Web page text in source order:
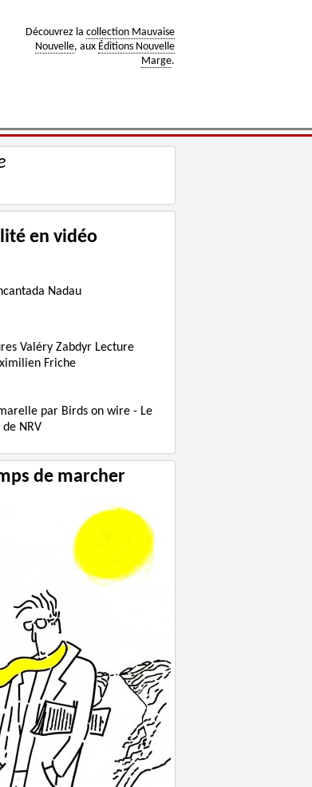
Découvrez la collection Mauvaise
Nouvelle, aux Éditions Nouvelle
Marge.
courage contre son époque
en vidéo
Nadau
Valéry Zabdyr Lecture
Friche
par Birds on wire - Le
de NRV
de marcher